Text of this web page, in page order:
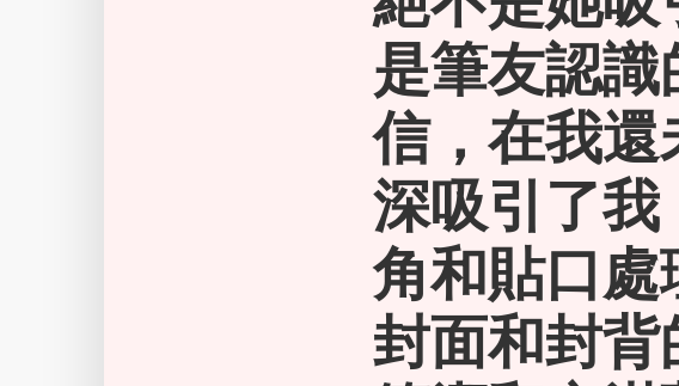
是筆友認識
信，在我還
深吸引了我
角和貼口處
封面和封背